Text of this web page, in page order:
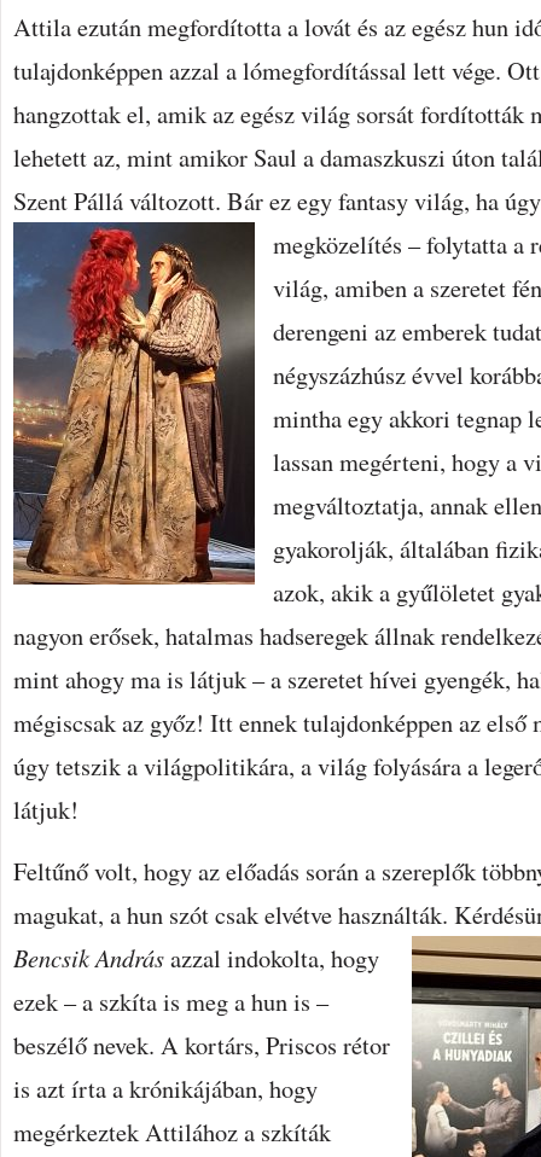
Attila ezután megfordította a lovát és az egész hun
tulajdonképpen azzal a lómegfordítással lett vége.
hangzottak el, amik az egész világ sorsát fordították
lehetett az, mint amikor Saul a damaszkuszi úton
Szent Pállá változott. Bár ez egy fantasy világ, ha
megközelítés – folytatta a
világ, amiben a szeretet
derengeni az emberek
négyszázhúsz évvel
mintha egy akkori tegnap
lassan megérteni, hogy a
megváltoztatja, annak
gyakorolják, általában
azok, akik a gyűlöletet
nagyon erősek, hatalmas hadseregek állnak
mint ahogy ma is látjuk – a szeretet hívei gyengék,
mégiscsak az győz! Itt ennek tulajdonképpen az első
úgy tetszik a világpolitikára, a világ folyására a
látjuk!
Feltűnő volt, hogy az előadás során a szereplők
magukat, a hun szót csak elvétve használták.
Bencsik Andrásazzal indokolta, hogy
ezek – a szkíta is meg a hun is –
beszélő nevek. A kortárs, Priscos rétor
is azt írta a krónikájában, hogy
megérkeztek Attilához a szkíták